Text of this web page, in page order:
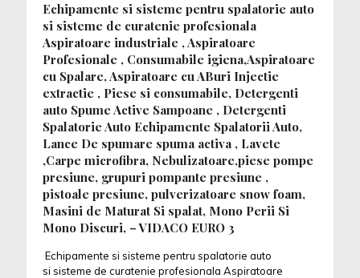
Echipamente si sisteme pentru spalatorie auto
si sisteme de curatenie profesionala
Aspiratoare industriale , Aspiratoare
Profesionale , Consumabile igiena,Aspiratoare
cu Spalare, Aspiratoare cu ABuri Injectie
extractie , Piese si consumabile, Detergenti
auto Spume Active Sampoane , Detergenti
Spalatorie Auto Echipamente Spalatorii Auto,
Lance De spumare spuma activa , Lavete
,Carpe microfibra, Nebulizatoare,piese pompe
presiune, grupuri pompante presiune ,
pistoale presiune, pulverizatoare snow foam,
Masini de Maturat Si spalat, Mono Perii Si
Mono Discuri, – VIDACO EURO 3
Echipamente si sisteme pentru spalatorie auto
si sisteme de curatenie profesionala Aspiratoare